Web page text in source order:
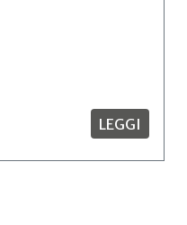
LEGGI